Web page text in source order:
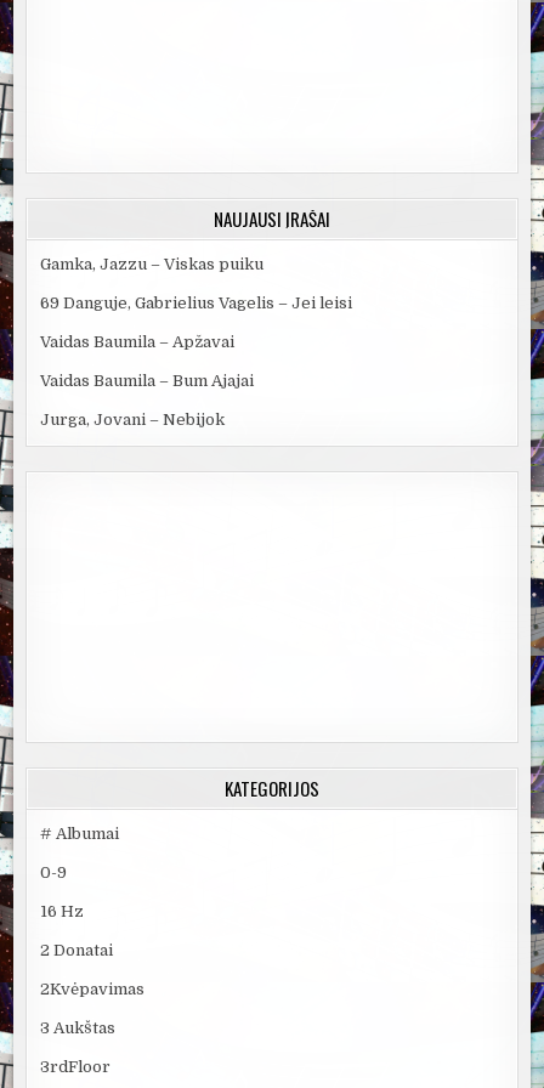
NAUJAUSI ĮRAŠAI
Gamka, Jazzu – Viskas puiku
69 Danguje, Gabrielius Vagelis – Jei leisi
Vaidas Baumila – Apžavai
Vaidas Baumila – Bum Ajajai
Jurga, Jovani – Nebijok
KATEGORIJOS
# Albumai
0-9
16 Hz
2 Donatai
2Kvėpavimas
3 Aukštas
3rdFloor